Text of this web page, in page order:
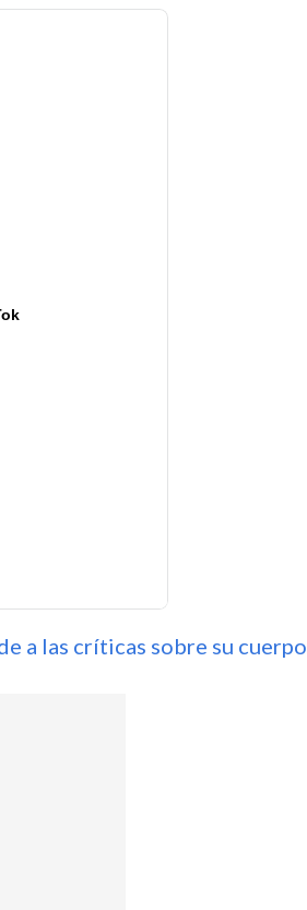
a las críticas sobre su cuerpo